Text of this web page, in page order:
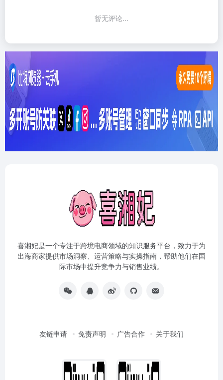
暂无评论...
喜湘妃是一个专注于跨境电商领域的知识服务平台，致力于为
出海商家提供市场洞察、运营策略与实操指南，帮助他们在国
际市场中提升竞争力与销售业绩。
友链申请 免责声明 广告合作 关于我们